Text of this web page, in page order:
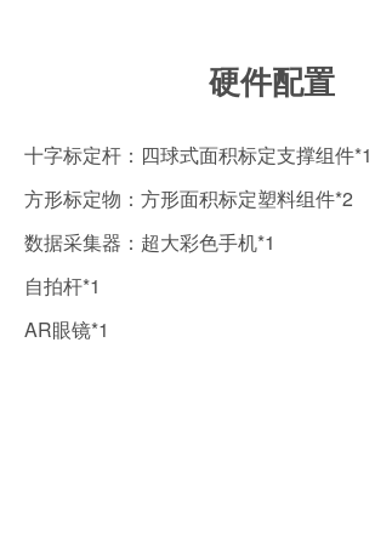
硬件配置
十字标定杆：四球式面积标定支撑组件*1
方形标定物：方形面积标定塑料组件*2
数据采集器：超大彩色手机*1
自拍杆*1
AR眼镜*1